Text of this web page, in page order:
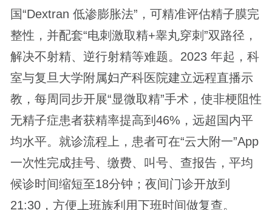
国“Dextran 低渗膨胀法”，可精准评估精子膜完
整性，并配套“电刺激取精+睾丸穿刺”双路径，
解决不射精、逆行射精等难题。2023 年起，科
室与复旦大学附属妇产科医院建立远程直播示
教，每周同步开展“显微取精”手术，使非梗阻性
无精子症患者获精率提高到46%，远超国内平
均水平。就诊流程上，患者可在“云大附一”App
一次性完成挂号、缴费、叫号、查报告，平均
候诊时间缩短至18分钟；夜间门诊开放到
21:30，方便上班族利用下班时间做复查。